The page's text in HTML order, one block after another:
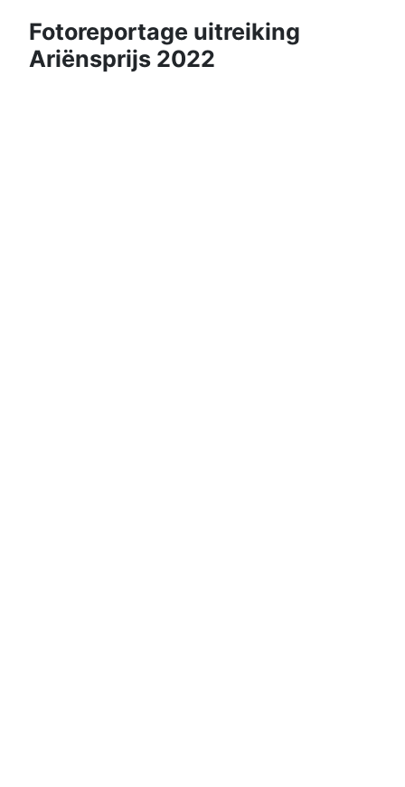
Fotoreportage uitreiking
Ariënsprijs 2022